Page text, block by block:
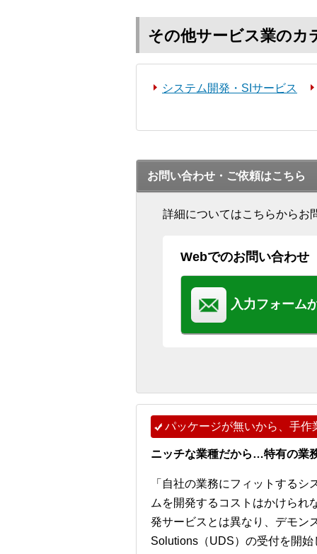
その他サービス業のカ
システム開発・SIサービス
お問い合わせ・ご依頼はこちら
詳細についてはこちらからお
Webでのお問い合わせ
入力フォーム
パッケージが無いから、手作
ニッチな業種だから…特有の業
「自社の業務にフィットする
ムを開発するコストはかけられ
発サービスとは異なり、デモン
Solutions（UDS）の受付を開始